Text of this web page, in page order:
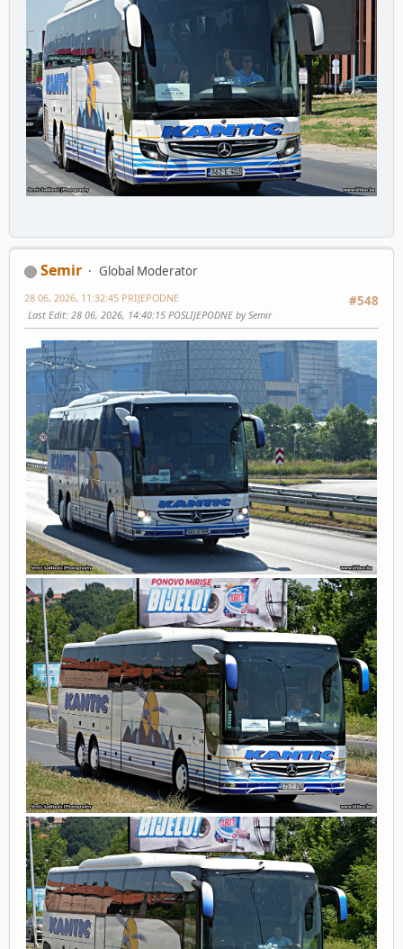
Semir
Global Moderator
#548
28 06, 2026, 11:32:45 PRIJEPODNE
Last Edit: 28 06, 2026, 14:40:15 POSLIJEPODNE by Semir